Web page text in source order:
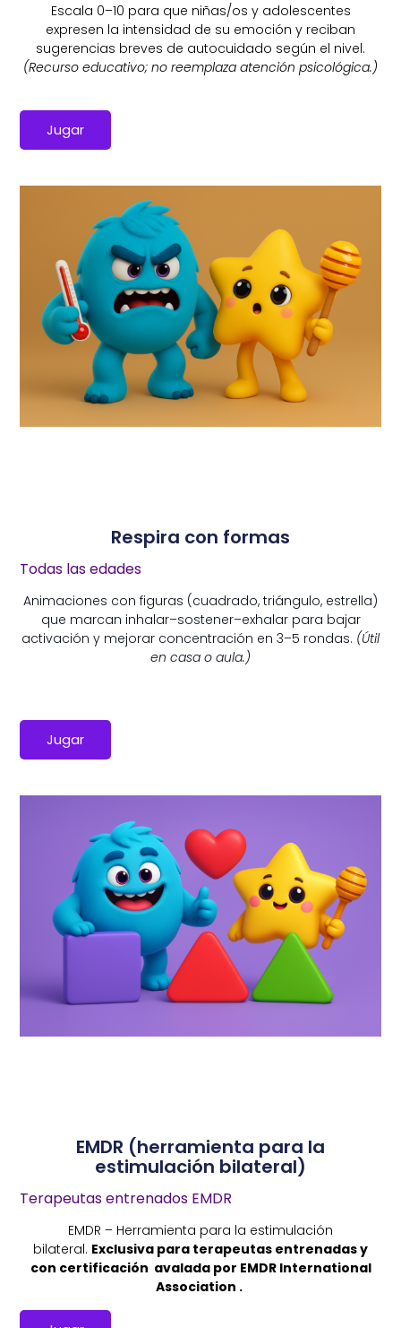
Escala 0–10 para que niñas/os y adolescentes
expresen la intensidad de su emoción y reciban
sugerencias breves de autocuidado según el nivel.
(Recurso educativo; no reemplaza atención psicológica.)
Jugar
Respira con formas
Todas las edades
Animaciones con figuras (cuadrado, triángulo, estrella)
que marcan inhalar–sostener–exhalar para bajar
activación y mejorar concentración en 3–5 rondas. (Útil
en casa o aula.)
Jugar
EMDR (herramienta para la
estimulación bilateral)
Terapeutas entrenados EMDR
EMDR – Herramienta para la estimulación
bilateral. Exclusiva para terapeutas entrenadas y
con certificación avalada por EMDR International
Association .